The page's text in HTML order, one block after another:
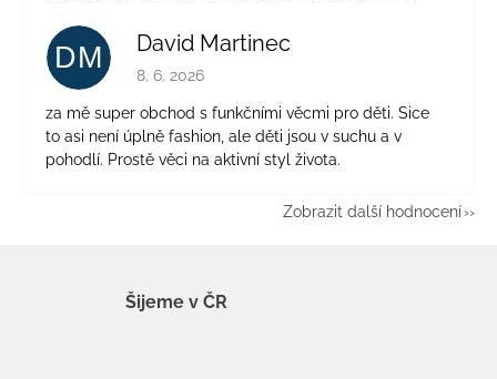
DM David Martinec
Hodnocení obchodu je 5 z 5 hvězdiček.
8. 6. 2026
za mě super obchod s funkčními věcmi pro děti. Sice
to asi není úplně fashion, ale děti jsou v suchu a v
pohodlí. Prostě věci na aktivní styl života.
Zobrazit další hodnocení
Šijeme v ČR